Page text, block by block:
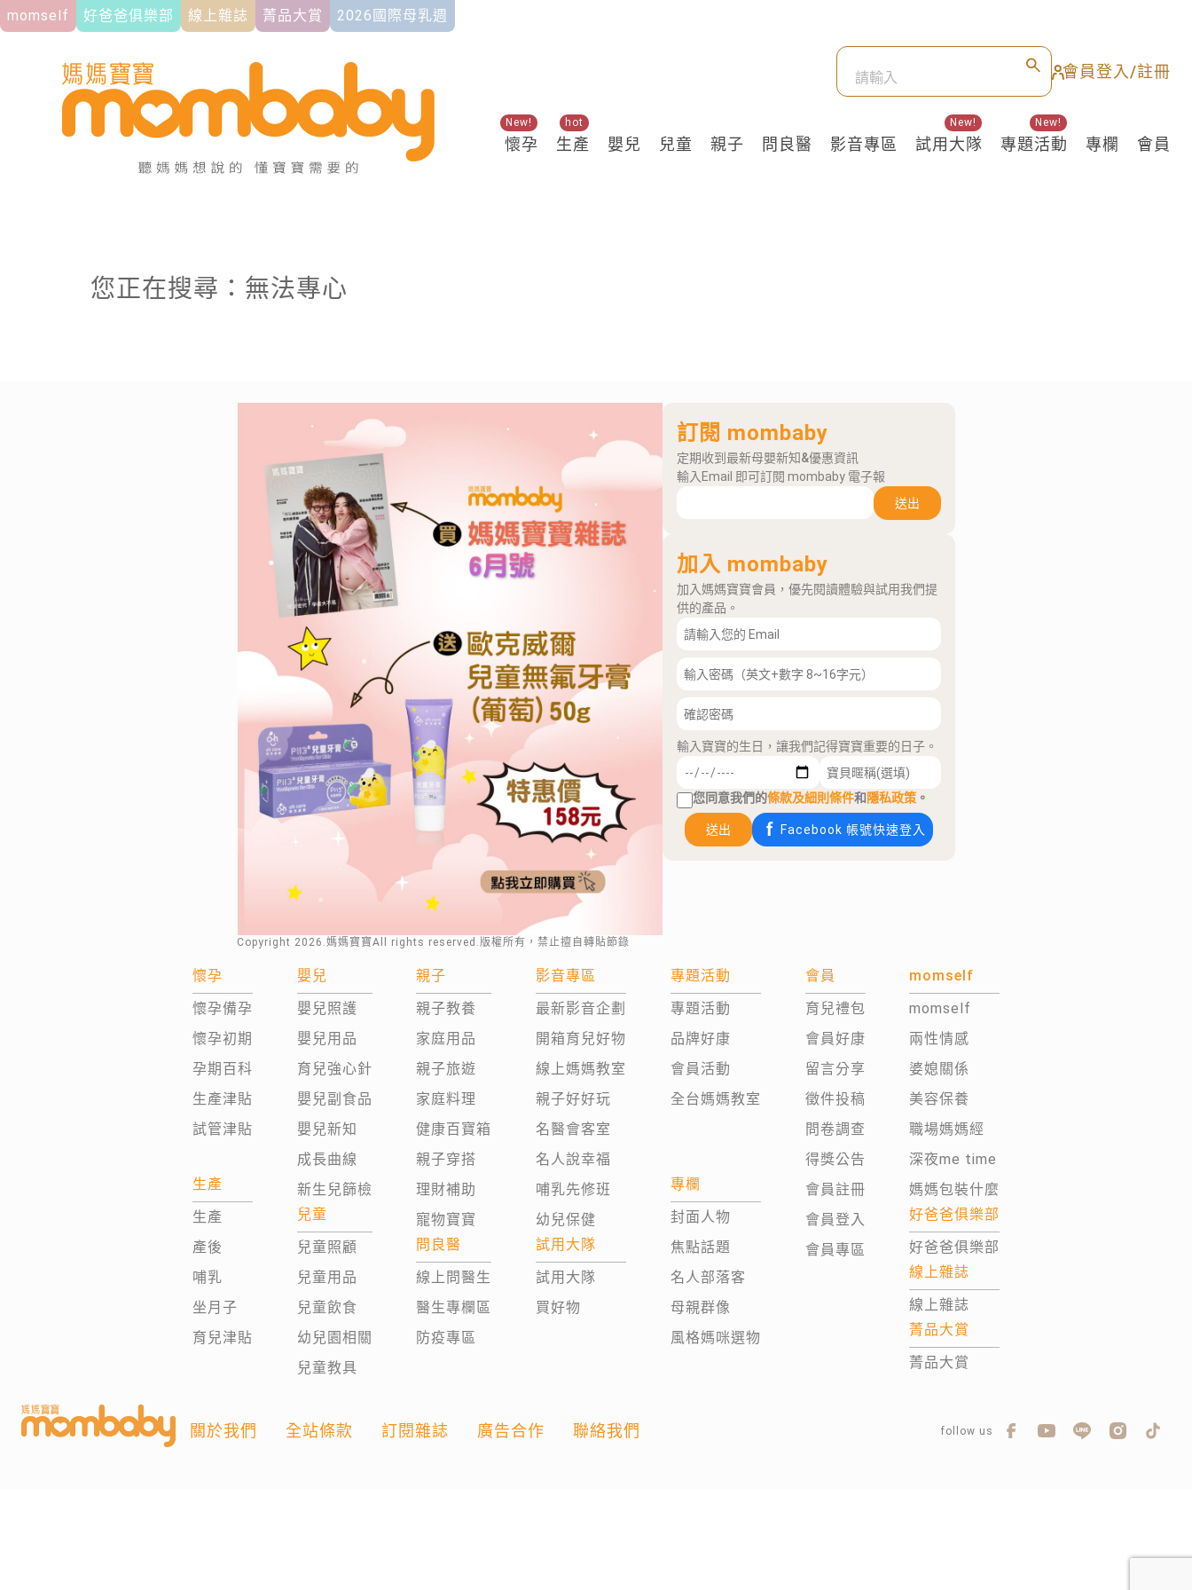
momself 好爸爸俱樂部 線上雜誌 菁品大賞 2026國際母乳週
會員登入/註冊
懷孕
New!
生產
hot
嬰兒 兒童 親子 問良醫 影音專區 試用大隊
New!
專題活動
New!
專欄 會員
關鍵熱搜
您正在搜尋：無法專心
Copyright 2026 .媽媽寶寶All rights reserved.版權所有，禁止擅自轉貼節錄
訂閱 mombaby
定期收到最新母嬰新知&優惠資訊
輸入Email 即可訂閱 mombaby 電子報
送出
加入 mombaby
加入媽媽寶寶會員，優先閱讀體驗與試用我們提
供的產品。
輸入寶寶的生日，讓我們記得寶寶重要的日子。
您同意我們的條款及細則條件和隱私政策 。
送出 Facebook 帳號快速登入
懷孕
懷孕備孕
懷孕初期
孕期百科
生產津貼
試管津貼
生產
生產
產後
哺乳
坐月子
育兒津貼
嬰兒
嬰兒照護
嬰兒用品
育兒強心針
嬰兒副食品
嬰兒新知
成長曲線
新生兒篩檢
兒童
兒童照顧
兒童用品
兒童飲食
幼兒園相關
兒童教具
親子
親子教養
家庭用品
親子旅遊
家庭料理
健康百寶箱
親子穿搭
理財補助
寵物寶寶
問良醫
線上問醫生
醫生專欄區
防疫專區
影音專區
最新影音企劃
開箱育兒好物
線上媽媽教室
親子好好玩
名醫會客室
名人說幸福
哺乳先修班
幼兒保健
試用大隊
試用大隊
買好物
專題活動
專題活動
品牌好康
會員活動
全台媽媽教室
專欄
封面人物
焦點話題
名人部落客
母親群像
風格媽咪選物
會員
育兒禮包
會員好康
留言分享
徵件投稿
問卷調查
得獎公告
會員註冊
會員登入
會員專區
momself
momself
兩性情感
婆媳關係
美容保養
職場媽媽經
深夜me time
媽媽包裝什麼
好爸爸俱樂部
好爸爸俱樂部
線上雜誌
線上雜誌
菁品大賞
菁品大賞
關於我們 全站條款 訂閱雜誌 廣告合作 聯絡我們 follow us